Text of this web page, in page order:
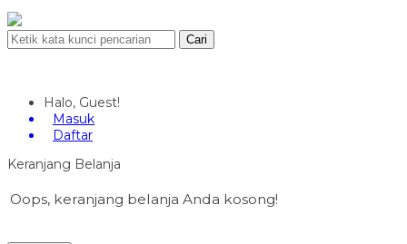
Cari
Halo, Guest!
Masuk
Daftar
Keranjang Belanja
Oops, keranjang belanja Anda kosong!